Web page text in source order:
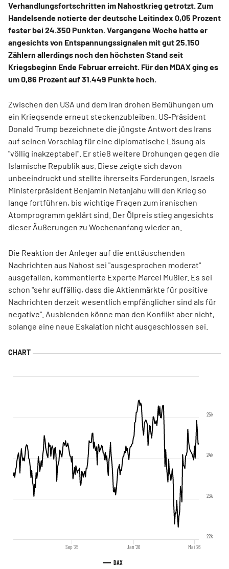
Verhandlungsfortschritten im Nahostkrieg getrotzt. Zum
Handelsende notierte der deutsche Leitindex 0,05 Prozent
fester bei 24.350 Punkten. Vergangene Woche hatte er
angesichts von Entspannungssignalen mit gut 25.150
Zählern allerdings noch den höchsten Stand seit
Kriegsbeginn Ende Februar erreicht. Für den MDAX ging es
um 0,86 Prozent auf 31.449 Punkte hoch.
Zwischen den USA und dem Iran drohen Bemühungen um
ein Kriegsende erneut steckenzubleiben. US-Präsident
Donald Trump bezeichnete die jüngste Antwort des Irans
auf seinen Vorschlag für eine diplomatische Lösung als
"völlig inakzeptabel". Er stieß weitere Drohungen gegen die
Islamische Republik aus. Diese zeigte sich davon
unbeeindruckt und stellte ihrerseits Forderungen. Israels
Ministerpräsident Benjamin Netanjahu will den Krieg so
lange fortführen, bis wichtige Fragen zum iranischen
Atomprogramm geklärt sind. Der Ölpreis stieg angesichts
dieser Äußerungen zu Wochenanfang wieder an.
Die Reaktion der Anleger auf die enttäuschenden
Nachrichten aus Nahost sei "ausgesprochen moderat"
ausgefallen, kommentierte Experte Marcel Mußler. Es sei
schon "sehr auffällig, dass die Aktienmärkte für positive
Nachrichten derzeit wesentlich empfänglicher sind als für
negative". Ausblenden könne man den Konflikt aber nicht,
solange eine neue Eskalation nicht ausgeschlossen sei.
DAX
Sep '25 Jan '26 Mai '26
22k
23k
24k
25k